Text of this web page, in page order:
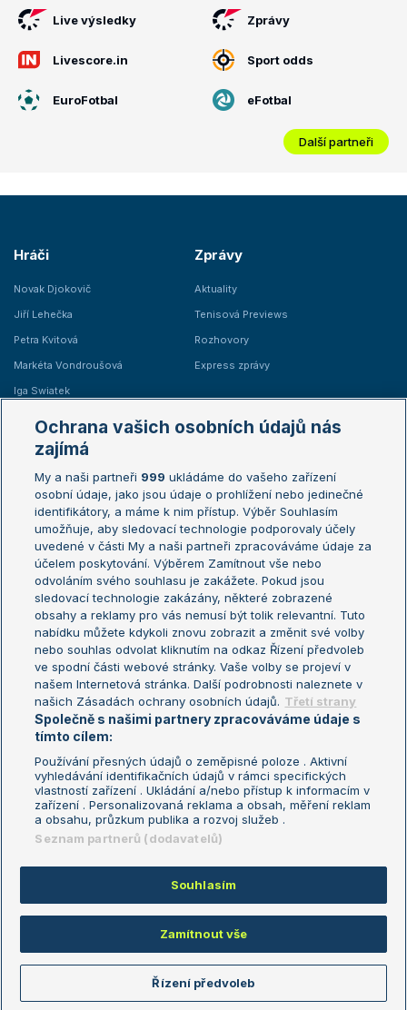
Live výsledky Zprávy
Livescore.in Sport odds
EuroFotbal eFotbal
Další partneři
Hráči
Novak Djokovič
Jiří Lehečka
Petra Kvitová
Markéta Vondroušová
Iga Swiatek
Zprávy
Aktuality
Tenisová Previews
Rozhovory
Express zprávy
Žebříčky
Žebříček ATP (muži)
Žebříček WTA (ženy)
Sázkařský žebříček
Australian Open
French Open
Wimbledon
US Open
Turnaj mistrů
Turnaj mistryň
Aktualní trendy
Fotbalové přestupy
Livesport Daily
LS Prague Open
Podmínky užití
Nastavení soukromí
GDPR a žurnalistika
Reklama
Kontakt
Informace o zpracování osobních
údajů
Copyright © 2008-2026 TenisPortal.cz. Využíváme zpravodajství ČTK.
Ochrana vašich osobních údajů nás
zajímá
My a naši partneři 999 ukládáme do vašeho zařízení
osobní údaje, jako jsou údaje o prohlížení nebo jedinečné
identifikátory, a máme k nim přístup. Výběr Souhlasím
umožňuje, aby sledovací technologie podporovaly účely
uvedené v části My a naši partneři zpracováváme údaje za
účelem poskytování. Výběrem Zamítnout vše nebo
odvoláním svého souhlasu je zakážete. Pokud jsou
sledovací technologie zakázány, některé zobrazené
obsahy a reklamy pro vás nemusí být tolik relevantní. Tuto
nabídku můžete kdykoli znovu zobrazit a změnit své volby
nebo souhlas odvolat kliknutím na odkaz Řízení předvoleb
ve spodní části webové stránky. Vaše volby se projeví v
našem Internetová stránka. Další podrobnosti naleznete v
našich Zásadách ochrany osobních údajů. Třetí strany
Společně s našimi partnery zpracováváme údaje s
tímto cílem:
Používání přesných údajů o zeměpisné poloze . Aktivní
vyhledávání identifikačních údajů v rámci specifických
vlastností zařízení . Ukládání a/nebo přístup k informacím v
zařízení . Personalizovaná reklama a obsah, měření reklam
a obsahu, průzkum publika a rozvoj služeb .
Seznam partnerů (dodavatelů)
Souhlasím
Zamítnout vše
Řízení předvoleb